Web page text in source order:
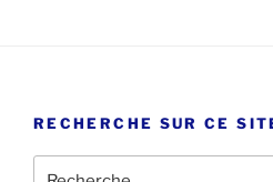
RECHERCHE SUR CE